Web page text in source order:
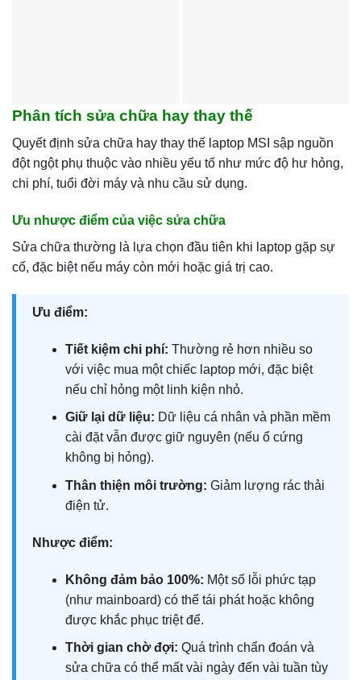
Phân tích sửa chữa hay thay thế
Quyết định sửa chữa hay thay thế laptop MSI sập nguồn
đột ngột phụ thuộc vào nhiều yếu tố như mức độ hư hỏng,
chi phí, tuổi đời máy và nhu cầu sử dụng.
Ưu nhược điểm của việc sửa chữa
Sửa chữa thường là lựa chọn đầu tiên khi laptop gặp sự
cố, đặc biệt nếu máy còn mới hoặc giá trị cao.
Ưu điểm:
Tiết kiệm chi phí: Thường rẻ hơn nhiều so
với việc mua một chiếc laptop mới, đặc biệt
nếu chỉ hỏng một linh kiện nhỏ.
Giữ lại dữ liệu: Dữ liệu cá nhân và phần mềm
cài đặt vẫn được giữ nguyên (nếu ổ cứng
không bị hỏng).
Thân thiện môi trường: Giảm lượng rác thải
điện tử.
Nhược điểm:
Không đảm bảo 100%: Một số lỗi phức tạp
(như mainboard) có thể tái phát hoặc không
được khắc phục triệt để.
Thời gian chờ đợi: Quá trình chẩn đoán và
sửa chữa có thể mất vài ngày đến vài tuần tùy